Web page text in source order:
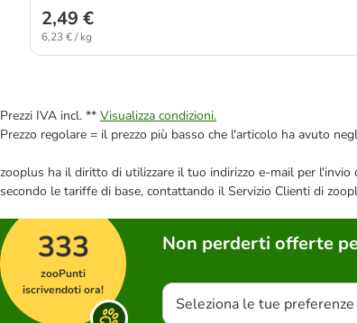
2,49 €
6,23 € / kg
Prezzi IVA incl. ** Visualizza condizioni.
Prezzo regolare = il prezzo più basso che l'articolo ha avuto
zooplus ha il diritto di utilizzare il tuo indirizzo e-mail per
secondo le tariffe di base, contattando il Servizio Clienti di
333
zooPunti
iscrivendoti ora!
Non perderti offerte
Seleziona le tue preferenze